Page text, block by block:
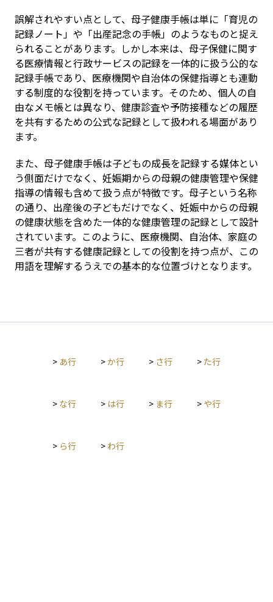
誤解されやすい点として、母子健康手帳は単に「育児の
記録ノート」や「出産記念の手帳」のようなものと捉え
られることがあります。しかし本来は、母子保健に関す
る医療情報と行政サービスの記録を一体的に扱う公的な
記録手帳であり、医療機関や自治体の保健指導とも連動
する制度的な役割を持っています。そのため、個人の自
由なメモ帳とは異なり、健康診査や予防接種などの履歴
を共有するための公式な記録として扱われる場面があり
ます。
また、母子健康手帳は子どもの成長を記録する媒体とい
う側面だけでなく、妊娠期からの母親の健康管理や保健
指導の情報も含めて扱う点が特徴です。母子という名称
の通り、出産後の子どもだけでなく、妊娠中からの母親
の健康状態を含めた一体的な健康管理の記録として設計
されています。このように、医療機関、自治体、家庭の
三者が共有する健康記録としての役割を持つ点が、この
用語を理解するうえでの基本的な位置づけとなります。
> あ行 >か行 > さ行 > た行
> な行 > は行 > ま行 > や行
> ら行 > わ行